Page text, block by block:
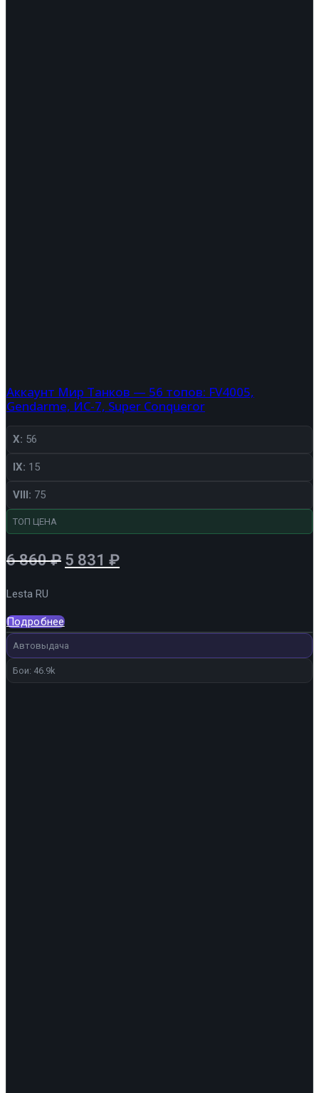
Аккаунт Мир Танков — 56 топов: FV4005,
Gendarme, ИС-7, Super Conqueror
X: 56
IX: 15
VIII: 75
ТОП ЦЕНА
6 860₽ Первоначальная
6
860 ₽.
5 831 ₽Текущая
Lesta RU
Подробнее
Автовыдача
Бои: 46.9k